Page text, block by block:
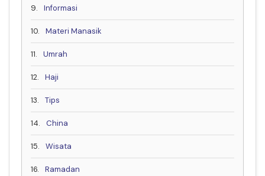
9. Informasi
10. Materi Manasik
11. Umrah
12. Haji
13. Tips
14. China
15. Wisata
16. Ramadan